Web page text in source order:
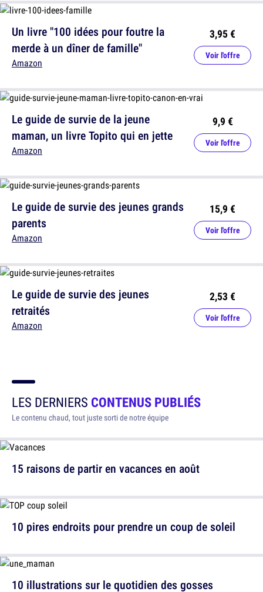
Le guide de survie de la jeune
maman, un livre Topito qui en jette
Amazon
9,9 €
Voir l'offre
Un livre "100 idées pour foutre la
merde à un dîner de famille"
Amazon
3,95 €
Voir l'offre
Le guide de survie des jeunes grands
parents
Amazon
15,9 €
Voir l'offre
Le guide de survie des jeunes
retraités
Amazon
2,53 €
Voir l'offre
LES DERNIERS CONTENUS PUBLIÉS
Le contenu chaud, tout juste sorti de notre équipe
15 raisons de partir en vacances en août
10 illustrations sur le quotidien des gosses
10 pires endroits pour prendre un coup de soleil